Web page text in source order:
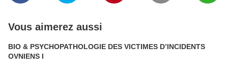
Vous aimerez aussi
BIO & PSYCHOPATHOLOGIE DES VICTIMES D’INCIDENTS
OVNIENS I